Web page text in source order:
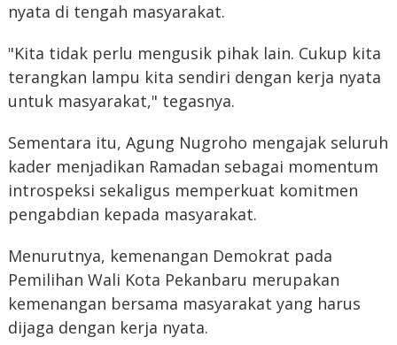
nyata di tengah masyarakat.
‎"Kita tidak perlu mengusik pihak lain. Cukup kita
terangkan lampu kita sendiri dengan kerja nyata
untuk masyarakat," tegasnya.
‎Sementara itu, Agung Nugroho mengajak seluruh
kader menjadikan Ramadan sebagai momentum
introspeksi sekaligus memperkuat komitmen
pengabdian kepada masyarakat.
‎Menurutnya, kemenangan Demokrat pada
Pemilihan Wali Kota Pekanbaru merupakan
kemenangan bersama masyarakat yang harus
dijaga dengan kerja nyata.